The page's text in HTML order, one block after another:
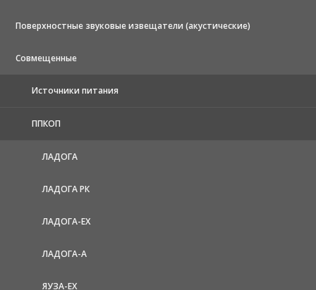
Поверхностные звуковые извещатели (акустические)
Совмещенные
Источники питания
ППКОП
ЛАДОГА
ЛАДОГА РК
ЛАДОГА-EX
ЛАДОГА-А
ЯУЗА-ЕХ